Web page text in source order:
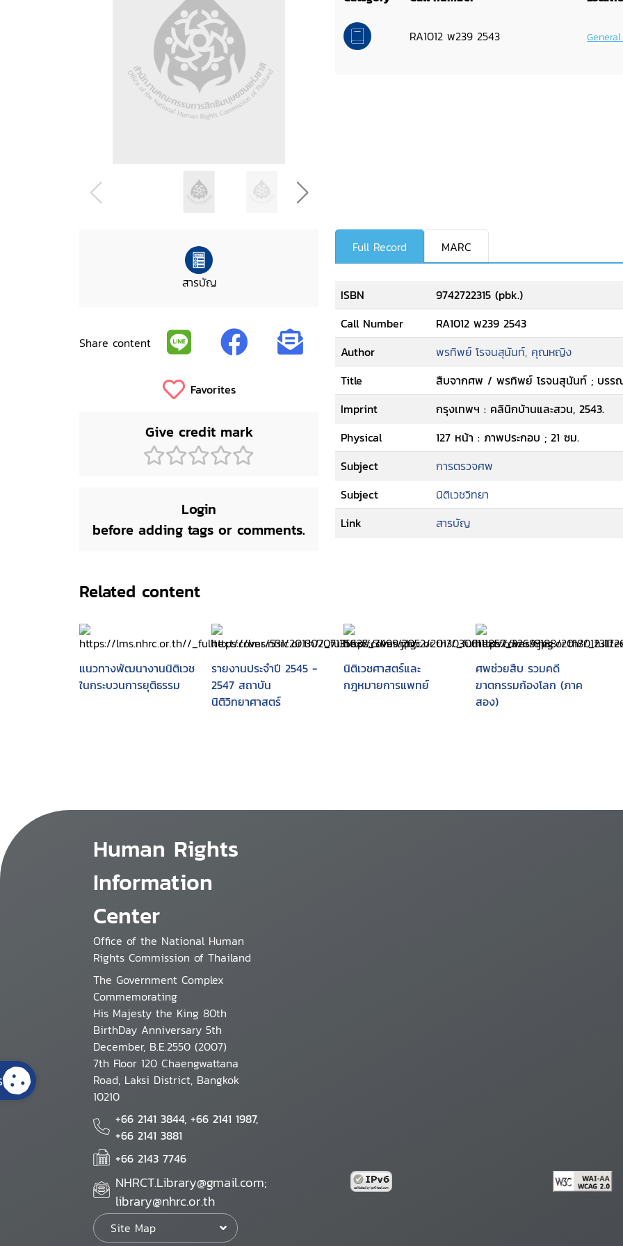
RA1012 พ239 2543
สารบัญ
Share content
Favorites
Give credit mark
Login
before adding tags or comments.
Full Record MARC
ISBN
9742722315 (pbk.)
Call Number
RA1012 พ239 2543
Author
พรทิพย์ โรจนสุนันท์, คุณหญิง
Title
สืบจากศพ / พรทิพย์ โรจนสุนันท์ ; บรร
Imprint
กรุงเทพฯ : คลินิกบ้านและสวน, 2543.
Physical
127 หน้า : ภาพประกอบ ; 21 ซม.
Subject
การตรวจศพ
Subject
นิติเวชวิทยา
Link
สารบัญ
Related content
แนวทางพัฒนางานนิติเวช
ในกระบวนการยุติธรรม
รายงานประจำปี 2545 -
2547 สถาบัน
นิติวิทยาศาสตร์
นิติเวชศาสตร์และ
กฎหมายการแพทย์
ศพช่วยสืบ รวมคดี
ฆาตกรรมก้องโลก (ภาค
สอง)
Human Rights
Information
Center
Office of the National Human
Rights Commission of Thailand
The Government Complex
Commemorating
His Majesty the King 80th
BirthDay Anniversary 5th
December, B.E.2550 (2007)
7th Floor 120 Chaengwattana
Road, Laksi District, Bangkok
10210
+66 2141 3844, +66 2141 1987,
+66 2141 3881
+66 2143 7746
NHRCT.Library@gmail.com;
library@nhrc.or.th
Site Map